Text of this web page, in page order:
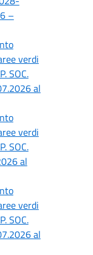
–
verdi
SOC.
al
verdi
SOC.
al
verdi
SOC.
al